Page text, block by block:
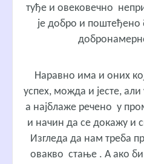
туђе и овековечно
је добро и поштеђено
Наравно има и оних
успех, можда и јесте,
а најблаже речено у
и начин да се докажу и
Изгледа да нам треба
овакво стање . А ако